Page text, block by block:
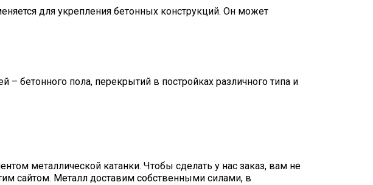
для укрепления бетонных конструкций. Он может
бетонного пола, перекрытий в постройках различного типа и
металлической катанки. Чтобы сделать у нас заказ, вам не
сайтом. Металл доставим собственными силами, в